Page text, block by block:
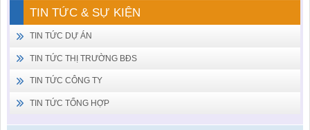
TIN TỨC & SỰ KIỆN
TIN TỨC DỰ ÁN
TIN TỨC THỊ TRƯỜNG BĐS
TIN TỨC CÔNG TY
TIN TỨC TỔNG HỢP